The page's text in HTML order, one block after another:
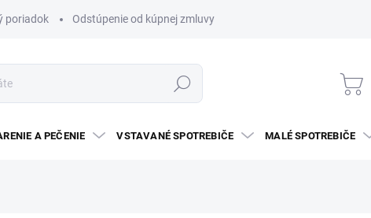
poriadok Odstúpenie od kúpnej zmluvy
Hľadať
A PEČENIE VSTAVANÉ SPOTREBIČE MALÉ SPOTREBIČE